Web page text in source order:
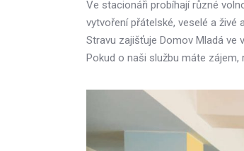
Ve stacionáři probíhají různé
vytvoření přátelské, veselé a živé
Stravu zajišťuje Domov Mladá ve
Pokud o naši službu máte